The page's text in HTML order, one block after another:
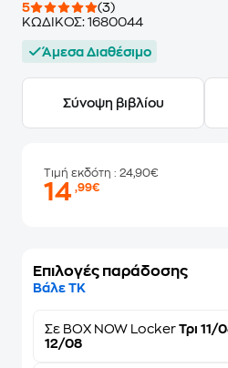
5
(3)
ΚΩΔΙΚΟΣ: 1680044
Άμεσα Διαθέσιμο
Σύνοψη βιβλίου
Τιμή εκδότη : 24,90€
14,99€
Επιλογές παράδοσης
Βάλε ΤΚ
Σε BOX NOW Locker Τρι 11/
12/08